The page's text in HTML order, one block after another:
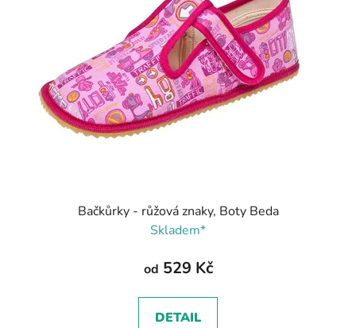
Bačkůrky - růžová znaky, Boty Beda
Skladem*
od 529 Kč
DETAIL